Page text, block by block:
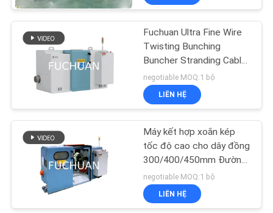
VIDEO
CHƯƠNG
TRÌNH
CHÚNG
Fuchuan Ultra Fine Wire
Twisting Bunching
Buncher Stranding Cable
Braiding Machine Máy
làm dây cáp
negotiable MOQ:1 bộ
LIÊN HỆ
Máy kết hợp xoắn kép
tốc độ cao cho dây đồng
300/400/450mm Đường
dây điện / cáp điện
negotiable MOQ:1 bộ
LIÊN HỆ